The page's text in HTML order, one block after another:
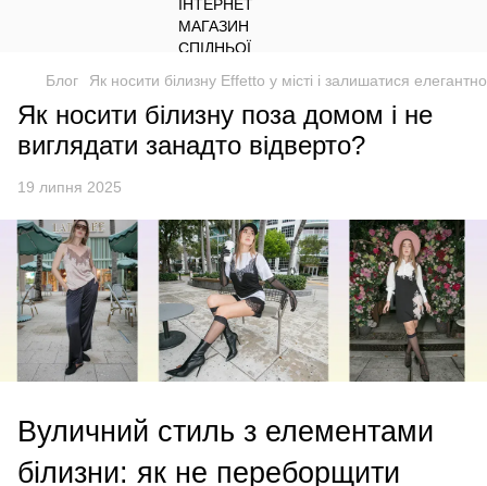
Блог Як носити білизну Effetto у місті і залишатися
Як носити білизну поза домом і не
виглядати занадто відверто?
19 липня 2025
Вуличний стиль з елементами
білизни: як не переборщити